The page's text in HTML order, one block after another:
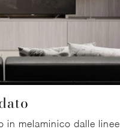
in melaminico dalle linee